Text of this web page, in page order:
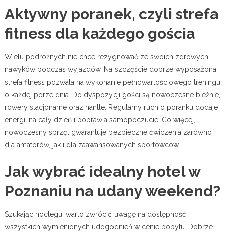
Aktywny poranek, czyli strefa
fitness dla każdego gościa
Wielu podróżnych nie chce rezygnować ze swoich zdrowych
nawyków podczas wyjazdów. Na szczęście dobrze wyposażona
strefa fitness pozwala na wykonanie pełnowartościowego treningu
o każdej porze dnia. Do dyspozycji gości są nowoczesne bieżnie,
rowery stacjonarne oraz hantle. Regularny ruch o poranku dodaje
energii na cały dzień i poprawia samopoczucie. Co więcej,
nowoczesny sprzęt gwarantuje bezpieczne ćwiczenia zarówno
dla amatorów, jak i dla zaawansowanych sportowców.
Jak wybrać idealny hotel w
Poznaniu na udany weekend?
Szukając noclegu, warto zwrócić uwagę na dostępność
wszystkich wymienionych udogodnień w cenie pobytu. Dobrze